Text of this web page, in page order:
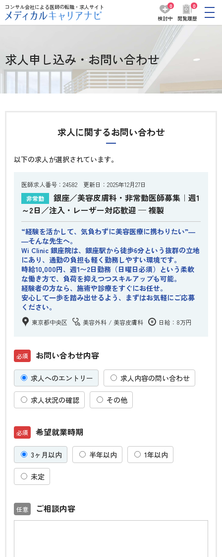
コンサル会社による医師の転職・求人サイト
0
検討中
0
閲覧履歴
求人申し込み・お問い合わせ
求人に関するお問い合わせ
以下の求人が選択されています。
医師求人番号：24582 更新日：2025年12月27日
非常勤
銀座／美容皮膚科・非常勤医師募集｜週1
～2日／注入・レーザー対応歓迎 — 複製
“経験を活かして、気負わずに美容医療に携わりたい”―
―そんな先生へ。
Wi Clinic 銀座院は、銀座駅から徒歩6分という抜群の立地
にあり、通勤の負担も軽く勤務しやすい環境です。
時給10,000円、週1〜2日勤務（日曜日必須）という柔軟
な働き方で、負荷を抑えつつスキルアップも可能。
経験者の方なら、施術や診療をすぐにお任せ。
安心して一歩を踏み出せるよう、まずはお気軽にご応募
ください。
東京都中央区 美容外科 美容皮膚科 日給：8万円
お問い合わせ内容
求人へのエントリー 求人内容の問い合わせ
求人状況の確認 その他
希望就業時期
3ヶ月以内 半年以内 1年以内
未定
ご相談内容